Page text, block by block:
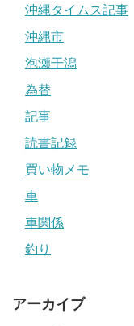
沖縄タイムス記事
沖縄市
泡瀬干潟
為替
記事
読書記録
買い物メモ
車
車関係
釣り
アーカイブ